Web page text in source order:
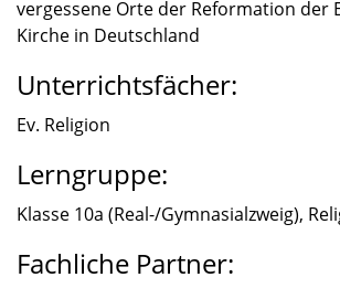
verges­sene Orte der Refor­ma­tion der
Kirche in Deutsch­land
Unterrichtsfächer:
Ev. Religion
Lerngruppe:
Klasse 10a (Real-/Gymnasialzweig),
Fachliche Partner: